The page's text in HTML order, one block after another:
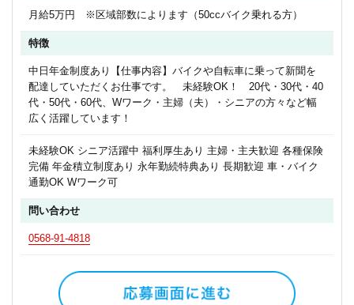
月給5万円 ※区域部数によります（50ccバイク乗れる方）
特徴
中日年金制度あり【仕事内容】バイクや自転車に乗って新聞を
配達していただくお仕事です。 未経験OK！ 20代・30代・40
代・50代・60代、Wワーク・主婦（夫）・シニアの方々など幅
広く活躍しています！
未経験OK シニア活躍中 福利厚生あり 主婦・主夫歓迎 各種保険
完備 年金積立制度あり 永年勤続特典あり 長期歓迎 車・バイク
通勤OK Wワーク可
問い合わせ
0568-91-4818